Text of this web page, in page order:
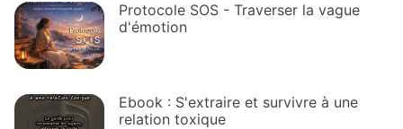
Protocole SOS - Traverser la vague
d'émotion
Ebook : S'extraire et survivre à une
relation toxique